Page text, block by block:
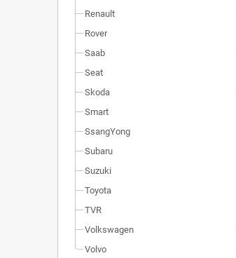
Renault
Rover
Saab
Seat
Skoda
Smart
SsangYong
Subaru
Suzuki
Toyota
TVR
Volkswagen
Volvo